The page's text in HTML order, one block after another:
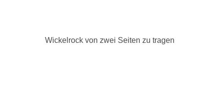
Wickelrock von zwei Seiten zu tragen